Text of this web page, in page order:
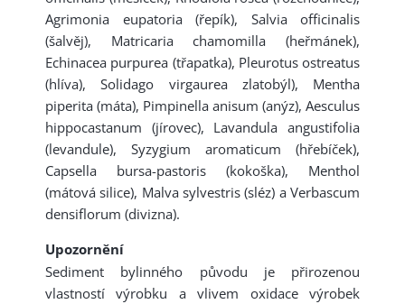
Agrimonia eupatoria (řepík), Salvia officinalis
(šalvěj), Matricaria chamomilla (heřmánek),
Echinacea purpurea (třapatka), Pleurotus ostreatus
(hlíva), Solidago virgaurea zlatobýl), Mentha
piperita (máta), Pimpinella anisum (anýz), Aesculus
hippocastanum (jírovec), Lavandula angustifolia
(levandule), Syzygium aromaticum (hřebíček),
Capsella bursa-pastoris (kokoška), Menthol
(mátová silice), Malva sylvestris (sléz) a Verbascum
densiflorum (divizna).
Upozornění
Sediment bylinného původu je přirozenou
vlastností výrobku a vlivem oxidace výrobek